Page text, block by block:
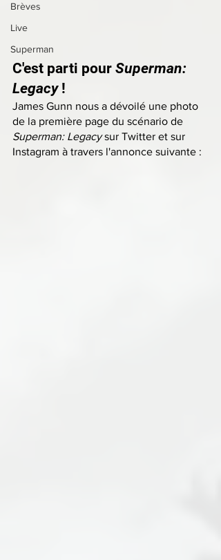
Brèves
Live
Superman
C'est parti pour Superman:
Legacy !
James Gunn nous a dévoilé une photo
de la première page du scénario de
Superman: Legacy sur Twitter et sur
Instagram à travers l'annonce suivante :